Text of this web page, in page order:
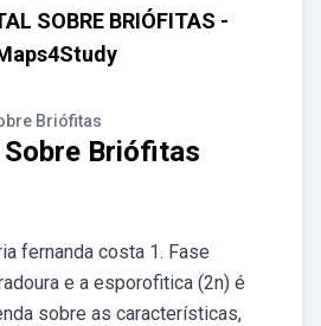
SOBRE BRIÓFITAS -
Briófitas
Briófitas
fernanda costa 1. Fase
e a esporofitica (2n) é
sobre as características,